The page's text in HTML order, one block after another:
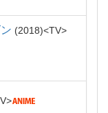
2018 TV